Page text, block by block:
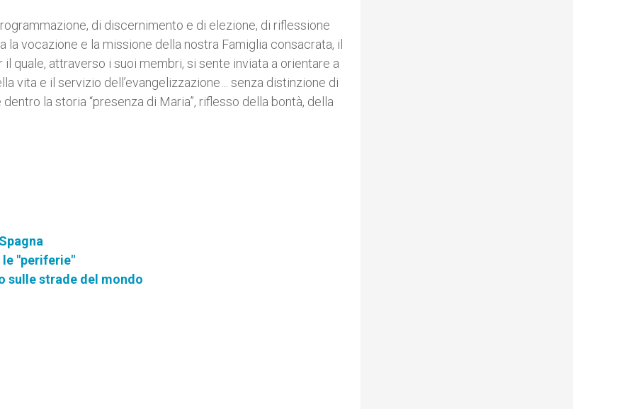
di discernimento e di elezione, di riflessione
vocazione e la missione della nostra Famiglia consacrata, il
quale, attraverso i suoi membri, si sente inviata a orientare a
vita e il servizio dell’evangelizzazione… senza distinzione di
la storia “presenza di Maria”, riflesso della bontà, della
le "periferie"
sulle strade del mondo